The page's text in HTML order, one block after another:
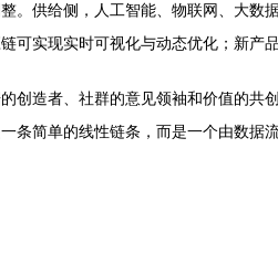
。供给侧，人工智能、物联网、大
实现实时可视化与动态优化；新产
创造者、社群的意见领袖和价值的
简单的线性链条，而是一个由数据